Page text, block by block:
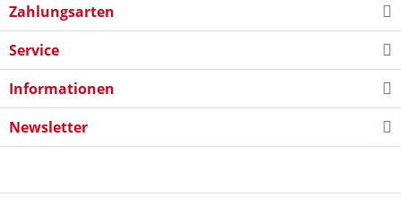
Zahlungsarten
Service
Informationen
Newsletter